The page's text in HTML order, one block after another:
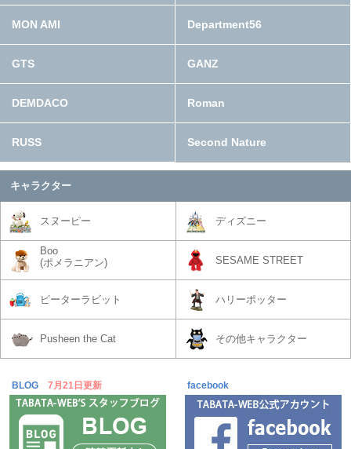
MON AMI Department56
GTS GANZ
DEMDACO Roman
RUSS Second Nature
キャラクター
スヌーピー ディズニー
Boo
(ポメラニアン)
SESAME STREET
ピーターラビット ハリーポッター
Pusheen the Cat その他キャラクター
BLOG 7月21日更新 facebook